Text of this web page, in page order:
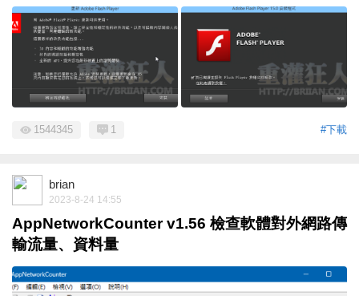
#下載
1544345 1
brian
2023-8-24 14:55
AppNetworkCounter v1.56 檢查軟體對外網路傳
輸流量、資料量